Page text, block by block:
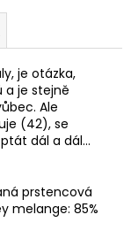
je otázka,
a je stejně
Ale
(42), se
dál a dál…
prstencová
melange: 85%